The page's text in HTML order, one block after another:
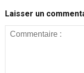
Laisser un